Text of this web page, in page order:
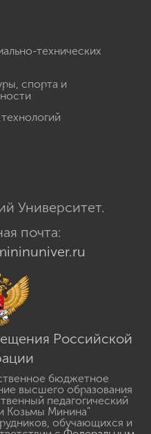
технических
спорта и
Университет.
почта:
Российской
бюджетное
высшего образования
педагогический
Козьмы Минина"
обучающихся и